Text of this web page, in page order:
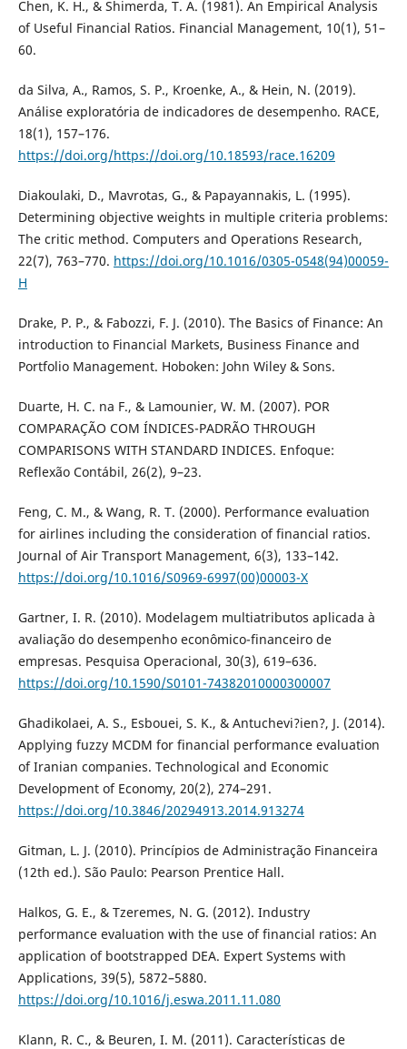
Chen, K. H., & Shimerda, T. A. (1981). An Empirical Analysis
of Useful Financial Ratios. Financial Management, 10(1), 51–
60.
da Silva, A., Ramos, S. P., Kroenke, A., & Hein, N. (2019).
Análise exploratória de indicadores de desempenho. RACE,
18(1), 157–176.
https://doi.org/https://doi.org/10.18593/race.16209
Diakoulaki, D., Mavrotas, G., & Papayannakis, L. (1995).
Determining objective weights in multiple criteria problems:
The critic method. Computers and Operations Research,
22(7), 763–770. https://doi.org/10.1016/0305-0548(94)00059-
H
Drake, P. P., & Fabozzi, F. J. (2010). The Basics of Finance: An
introduction to Financial Markets, Business Finance and
Portfolio Management. Hoboken: John Wiley & Sons.
Duarte, H. C. na F., & Lamounier, W. M. (2007). POR
COMPARAÇÃO COM ÍNDICES-PADRÃO THROUGH
COMPARISONS WITH STANDARD INDICES. Enfoque:
Reflexão Contábil, 26(2), 9–23.
Feng, C. M., & Wang, R. T. (2000). Performance evaluation
for airlines including the consideration of financial ratios.
Journal of Air Transport Management, 6(3), 133–142.
https://doi.org/10.1016/S0969-6997(00)00003-X
Gartner, I. R. (2010). Modelagem multiatributos aplicada à
avaliação do desempenho econômico-financeiro de
empresas. Pesquisa Operacional, 30(3), 619–636.
https://doi.org/10.1590/S0101-74382010000300007
Ghadikolaei, A. S., Esbouei, S. K., & Antuchevi?ien?, J. (2014).
Applying fuzzy MCDM for financial performance evaluation
of Iranian companies. Technological and Economic
Development of Economy, 20(2), 274–291.
https://doi.org/10.3846/20294913.2014.913274
Gitman, L. J. (2010). Princípios de Administração Financeira
(12th ed.). São Paulo: Pearson Prentice Hall.
Halkos, G. E., & Tzeremes, N. G. (2012). Industry
performance evaluation with the use of financial ratios: An
application of bootstrapped DEA. Expert Systems with
Applications, 39(5), 5872–5880.
https://doi.org/10.1016/j.eswa.2011.11.080
Klann, R. C., & Beuren, I. M. (2011). Características de